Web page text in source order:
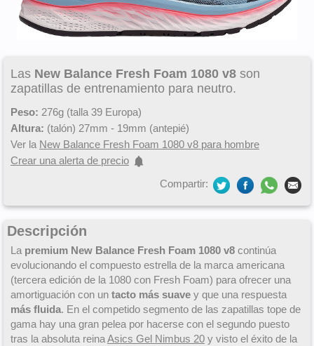
Las New Balance Fresh Foam 1080 v8 son
zapatillas de entrenamiento para neutro.
Peso: 276g (talla 39 Europa)
Altura: (talón) 27mm - 19mm (antepié)
Ver la New Balance Fresh Foam 1080 v8 para hombre
Crear una alerta de precio
Compartir:
Descripción
La premium New Balance Fresh Foam 1080 v8 continúa
evolucionando el compuesto estrella de la marca americana
(tercera edición de la 1080 con Fresh Foam) para ofrecer una
amortiguación con un tacto más suave y que una respuesta
más fluida. En el competido segmento de las zapatillas tope de
gama hay una gran pelea por hacerse con el segundo puesto
tras la absoluta reinaAsics Gel Nimbus 20 y visto el éxito de la